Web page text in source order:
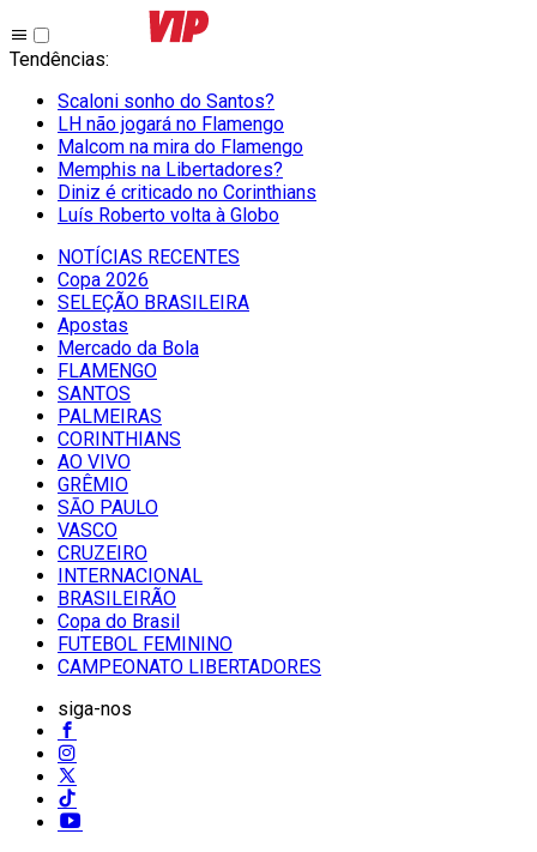
Tendências:
Scaloni sonho do Santos?
LH não jogará no Flamengo
Malcom na mira do Flamengo
Memphis na Libertadores?
Diniz é criticado no Corinthians
Luís Roberto volta à Globo
NOTÍCIAS RECENTES
Copa 2026
SELEÇÃO BRASILEIRA
Apostas
Mercado da Bola
FLAMENGO
SANTOS
PALMEIRAS
CORINTHIANS
AO VIVO
GRÊMIO
SĀO PAULO
VASCO
CRUZEIRO
INTERNACIONAL
BRASILEIRÃO
Copa do Brasil
FUTEBOL FEMININO
CAMPEONATO LIBERTADORES
siga-nos